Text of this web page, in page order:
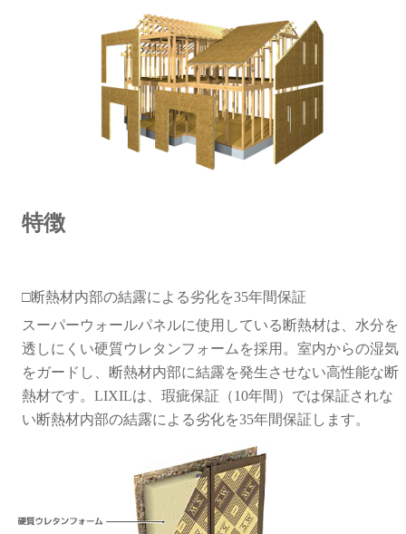
特徴
□断熱材内部の結露による劣化を35年間保証
スーパーウォールパネルに使用している断熱材は、水分を
透しにくい硬質ウレタンフォームを採用。室内からの湿気
をガードし、断熱材内部に結露を発生させない高性能な断
熱材です。LIXILは、瑕疵保証（10年間）では保証されな
い断熱材内部の結露による劣化を35年間保証します。